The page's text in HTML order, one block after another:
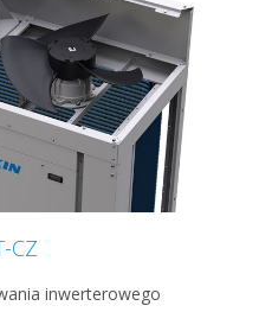
CZ
inwerterowego